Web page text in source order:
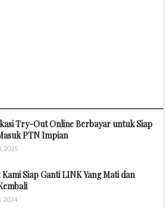
Try-Out Online Berbayar untuk Siap
PTN Impian
2025
Siap Ganti LINK Yang Mati dan
2024